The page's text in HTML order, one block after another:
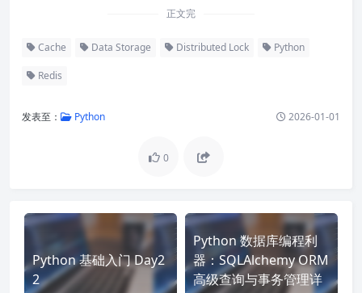
正文完
Cache Data Storage Distributed Lock Python
Redis
发表至： Python 2026-01-01
0
Python 基础入门 Day2
2
Python 数据库编程利
器：SQLAlchemy ORM
高级查询与事务管理详